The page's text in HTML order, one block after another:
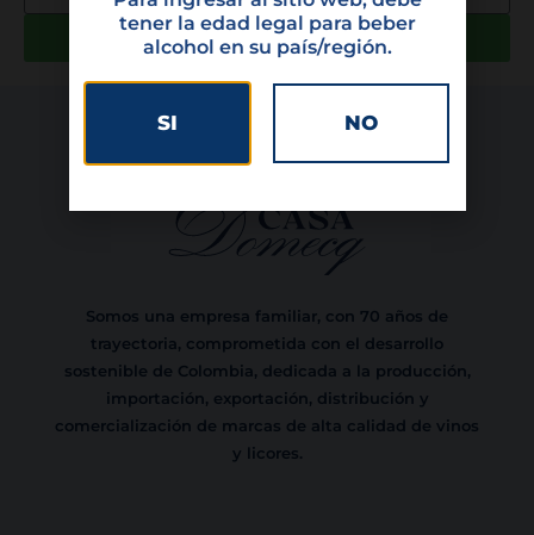
Somos una empresa familiar, con 70 años de
trayectoria, comprometida con el desarrollo
sostenible de Colombia, dedicada a la producción,
importación, exportación, distribución y
comercialización de marcas de alta calidad de vinos
y licores.
tener la edad legal para beber
alcohol en su país/región.
SI NO